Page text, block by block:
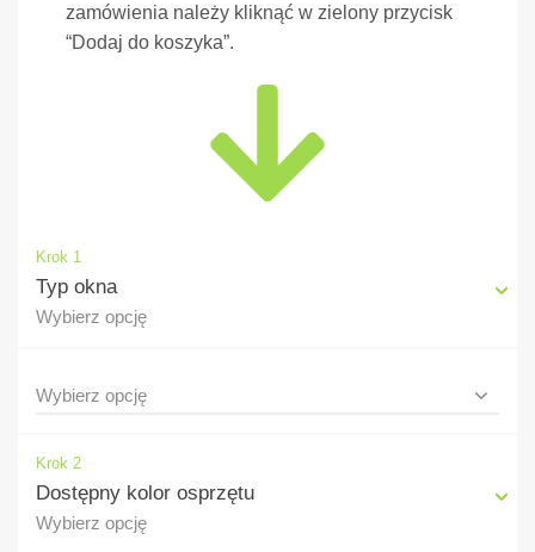
zamówienia należy kliknąć w zielony przycisk
“Dodaj do koszyka”.
Krok 1
Typ okna
Wybierz opcję
Krok 2
Dostępny kolor osprzętu
Wybierz opcję